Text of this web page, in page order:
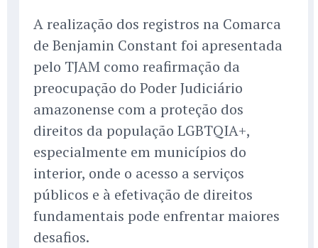
A realização dos registros na Comarca
de Benjamin Constant foi apresentada
pelo TJAM como reafirmação da
preocupação do Poder Judiciário
amazonense com a proteção dos
direitos da população LGBTQIA+,
especialmente em municípios do
interior, onde o acesso a serviços
públicos e à efetivação de direitos
fundamentais pode enfrentar maiores
desafios.